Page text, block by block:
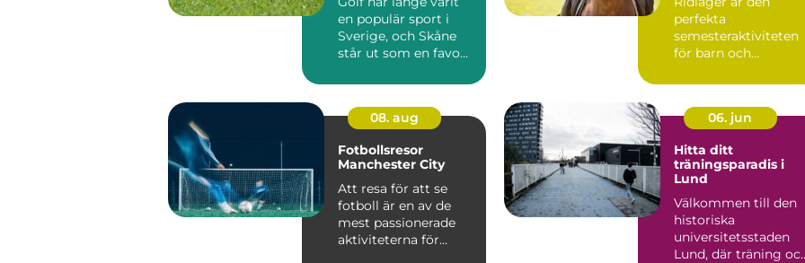
en populär sport i
Sverige, och Skåne
står ut som en favo...
perfekta
semesteraktiviteten
för barn och
drömmer o...
08. aug
Fotbollsresor
Manchester City
Att resa för att se
fotboll är en av de
mest passionerade
aktiviteterna för
06. jun
Hitta ditt
träningsparadis i
Lund
Välkommen till den
historiska
universitetsstaden
Lund, där träning